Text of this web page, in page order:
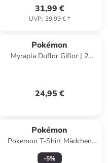
31,99 €
UVP: 39,99 €*
Pokémon
Myrapla Duflor Giflor | 2
24,95 €
Pokémon
Pokemon T-Shirt Mädchen
Pikachu in rosa
-5%